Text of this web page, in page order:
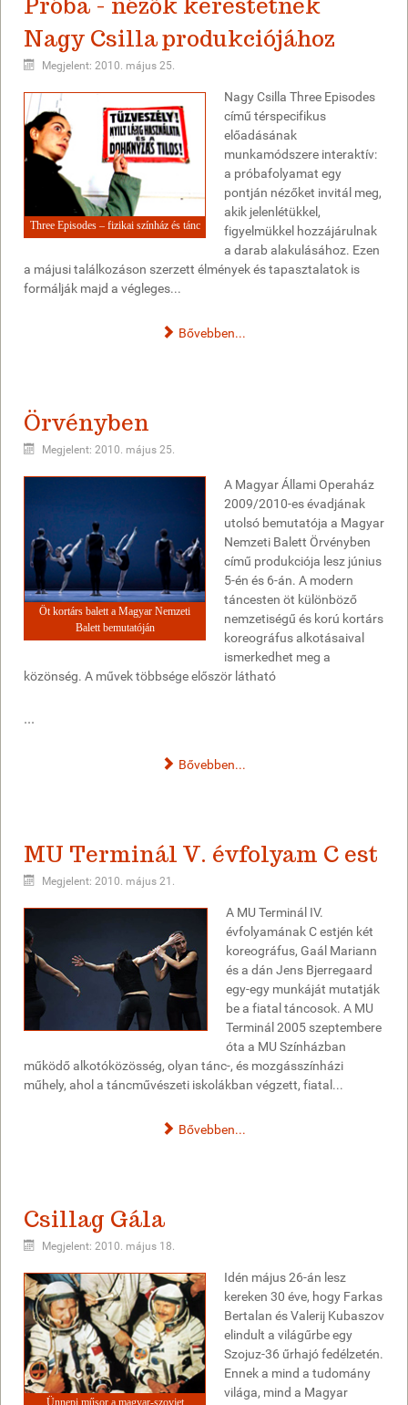
Próba - nézők kerestetnek
Nagy Csilla produkciójához
Megjelent: 2010. május 25.
Three Episodes – fizikai színház és tánc
Nagy Csilla Three Episodes
című térspecifikus
előadásának
munkamódszere interaktív:
a próbafolyamat egy
pontján nézőket invitál meg,
akik jelenlétükkel,
figyelmükkel hozzájárulnak
a darab alakulásához. Ezen
a májusi találkozáson szerzett élmények és tapasztalatok is
formálják majd a végleges...
Bővebben...
Örvényben
Megjelent: 2010. május 25.
Öt kortárs balett a Magyar Nemzeti
Balett bemutatóján
A Magyar Állami Operaház
2009/2010-es évadjának
utolsó bemutatója a Magyar
Nemzeti Balett Örvényben
című produkciója lesz június
5-én és 6-án. A modern
táncesten öt különböző
nemzetiségű és korú kortárs
koreográfus alkotásaival
ismerkedhet meg a
közönség. A művek többsége először látható
...
Bővebben...
MU Terminál V. évfolyam C est
Megjelent: 2010. május 21.
A MU Terminál IV.
évfolyamának C estjén két
koreográfus, Gaál Mariann
és a dán Jens Bjerregaard
egy-egy munkáját mutatják
be a fiatal táncosok. A MU
Terminál 2005 szeptembere
óta a MU Színházban
működő alkotóközösség, olyan tánc-, és mozgásszínházi
műhely, ahol a táncművészeti iskolákban végzett, fiatal...
Bővebben...
Csillag Gála
Megjelent: 2010. május 18.
Ünnepi műsor a magyar-szovjet
Idén május 26-án lesz
kereken 30 éve, hogy Farkas
Bertalan és Valerij Kubaszov
elindult a világűrbe egy
Szojuz-36 űrhajó fedélzetén.
Ennek a mind a tudomány
világa, mind a Magyar